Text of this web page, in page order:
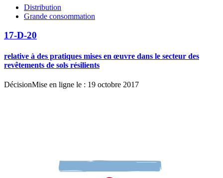
Distribution
Grande consommation
17-D-20
relative à des pratiques mises en œuvre dans le secteur des
revêtements de sols résilients
DécisionMise en ligne le : 19 octobre 2017